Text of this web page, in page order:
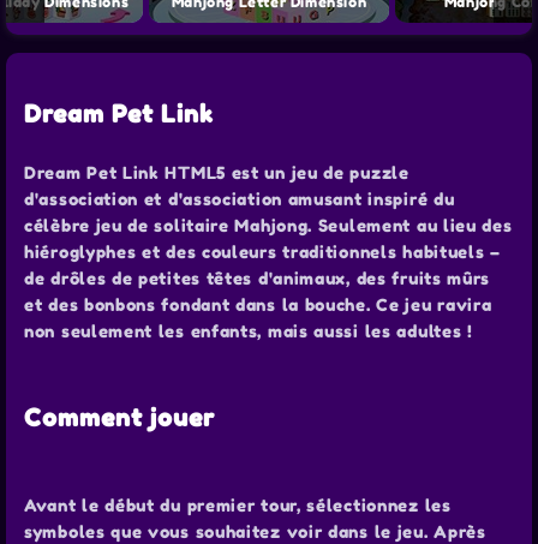
Dream Pet Link
Dream Pet Link HTML5 est un jeu de puzzle
d'association et d'association amusant inspiré du
célèbre jeu de solitaire Mahjong. Seulement au lieu des
hiéroglyphes et des couleurs traditionnels habituels –
de drôles de petites têtes d'animaux, des fruits mûrs
et des bonbons fondant dans la bouche. Ce jeu ravira
non seulement les enfants, mais aussi les adultes !
Comment jouer
Avant le début du premier tour, sélectionnez les
symboles que vous souhaitez voir dans le jeu. Après